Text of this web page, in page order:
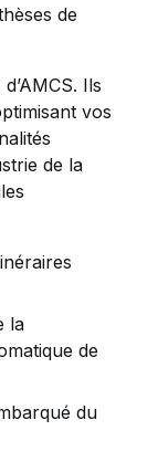
de
Ils
vos
de la
la
de
du